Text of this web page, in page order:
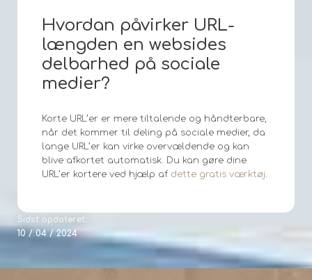
Hvordan påvirker URL-
længden en websides
delbarhed på sociale
medier?
Korte URL’er er mere tiltalende og håndterbare,
når det kommer til deling på sociale medier, da
lange URL’er kan virke overvældende og kan
blive afkortet automatisk. Du kan gøre dine
URL’er kortere ved hjælp af dette gratis værktøj.
Sidst opdateret:
10 / 04 / 2024